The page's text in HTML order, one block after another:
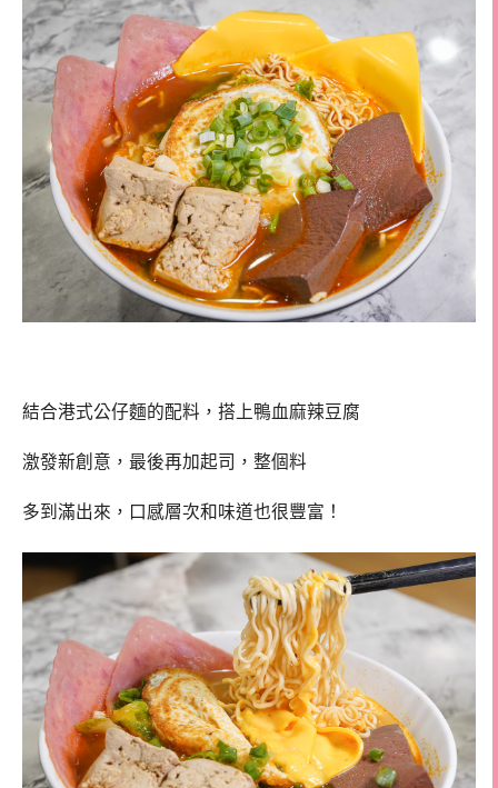
結合港式公仔麵的配料，搭上鴨血麻辣豆腐
激發新創意，最後再加起司，整個料
多到滿出來，口感層次和味道也很豐富！